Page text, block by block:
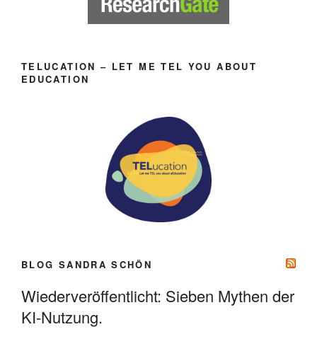
TELUCATION – LET ME TEL YOU ABOUT
EDUCATION
BLOG SANDRA SCHÖN
Wiederveröffentlicht: Sieben Mythen der
KI-Nutzung.